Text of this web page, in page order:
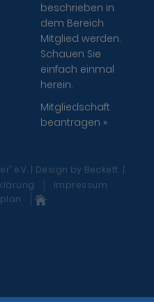
beschrieben in
dem Bereich
Mitglied werden.
Schauen Sie
einfach einmal
herein.
Mitgliedschaft
beantragen »
e.V. | Design by Beckett |
Impressum